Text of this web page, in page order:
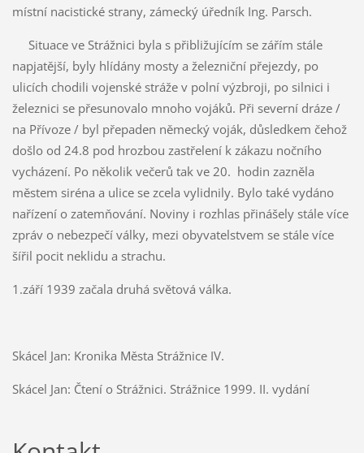
místní nacistické strany, zámecký úředník Ing. Parsch.
Situace ve Strážnici byla s přibližujícím se zářím stále
napjatější, byly hlídány mosty a železniční přejezdy, po
ulicích chodili vojenské stráže v polní výzbroji, po silnici i
železnici se přesunovalo mnoho vojáků. Při severní dráze /
na Přívoze / byl přepaden německý voják, důsledkem čehož
došlo od 24.8 pod hrozbou zastřelení k zákazu nočního
vycházení. Po několik večerů tak ve 20. hodin zazněla
městem siréna a ulice se zcela vylidnily. Bylo také vydáno
nařízení o zatemňování. Noviny i rozhlas přinášely stále více
zpráv o nebezpečí války, mezi obyvatelstvem se stále více
šířil pocit neklidu a strachu.
1.září 1939 začala druhá světová válka.
Skácel Jan: Kronika Města Strážnice IV.
Skácel Jan: Čtení o Strážnici. Strážnice 1999. II. vydání